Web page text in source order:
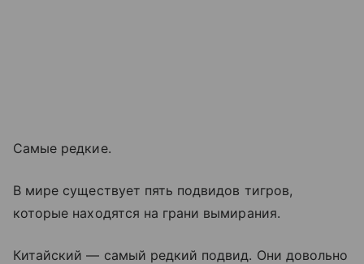
Самые редкие.
В мире существует пять подвидов тигров,
которые находятся на грани вымирания.
Китайский — самый редкий подвид. Они довольно